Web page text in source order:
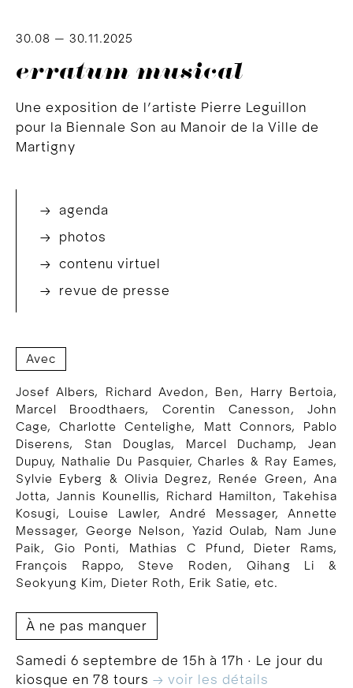
30.08 — 30.11.2025
erratum musical
Une exposition de l’artiste Pierre Leguillon
pour la Biennale Son au Manoir de la Ville de
Martigny
→ agenda
→ photos
→ contenu virtuel
→ revue de presse
Avec
Josef Albers, Richard Avedon, Ben, Harry Bertoia,
Marcel Broodthaers, Corentin Canesson, John
Cage, Charlotte Centelighe, Matt Connors, Pablo
Diserens, Stan Douglas, Marcel Duchamp, Jean
Dupuy, Nathalie Du Pasquier, Charles & Ray Eames,
Sylvie Eyberg & Olivia Degrez, Renée Green, Ana
Jotta, Jannis Kounellis, Richard Hamilton, Takehisa
Kosugi, Louise Lawler, André Messager, Annette
Messager, George Nelson, Yazid Oulab, Nam June
Paik, Gio Ponti, Mathias C Pfund, Dieter Rams,
François Rappo, Steve Roden, Qihang Li &
Seokyung Kim, Dieter Roth, Erik Satie, etc.
À ne pas manquer
Samedi 6 septembre de 15h à 17h · Le jour du
kiosque en 78 tours → voir les détails